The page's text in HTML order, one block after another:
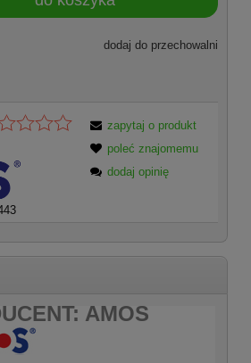
dodaj do przechowalni
zapytaj o produkt
poleć znajomemu
dodaj opinię
AMOS